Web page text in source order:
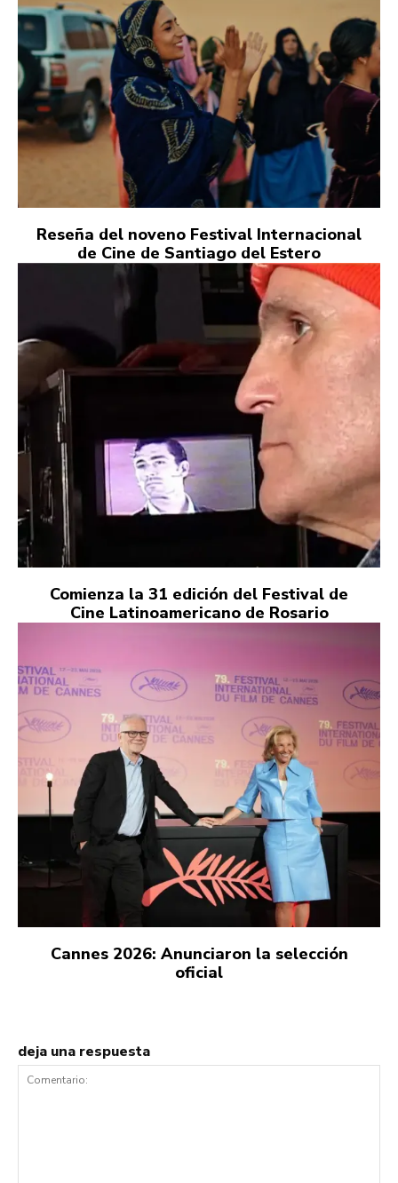
Reseña del noveno Festival Internacional
de Cine de Santiago del Estero
Comienza la 31 edición del Festival de
Cine Latinoamericano de Rosario
Cannes 2026: Anunciaron la selección
oficial
deja una respuesta